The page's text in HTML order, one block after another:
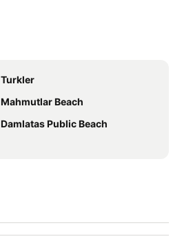
Turkler
Mahmutlar Beach
Damlatas Public Beach